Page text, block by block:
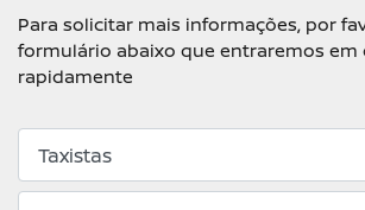
Para solicitar mais informações, por
formulário abaixo que entraremos em
rapidamente